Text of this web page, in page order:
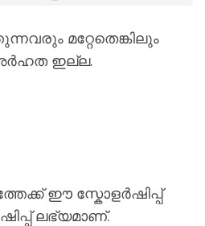
മറ്റേതെങ്കിലും
അർഹത ഇല്ല.
ഈ സ്കോളർഷിപ്പ്
ലഭ്യമാണ്.